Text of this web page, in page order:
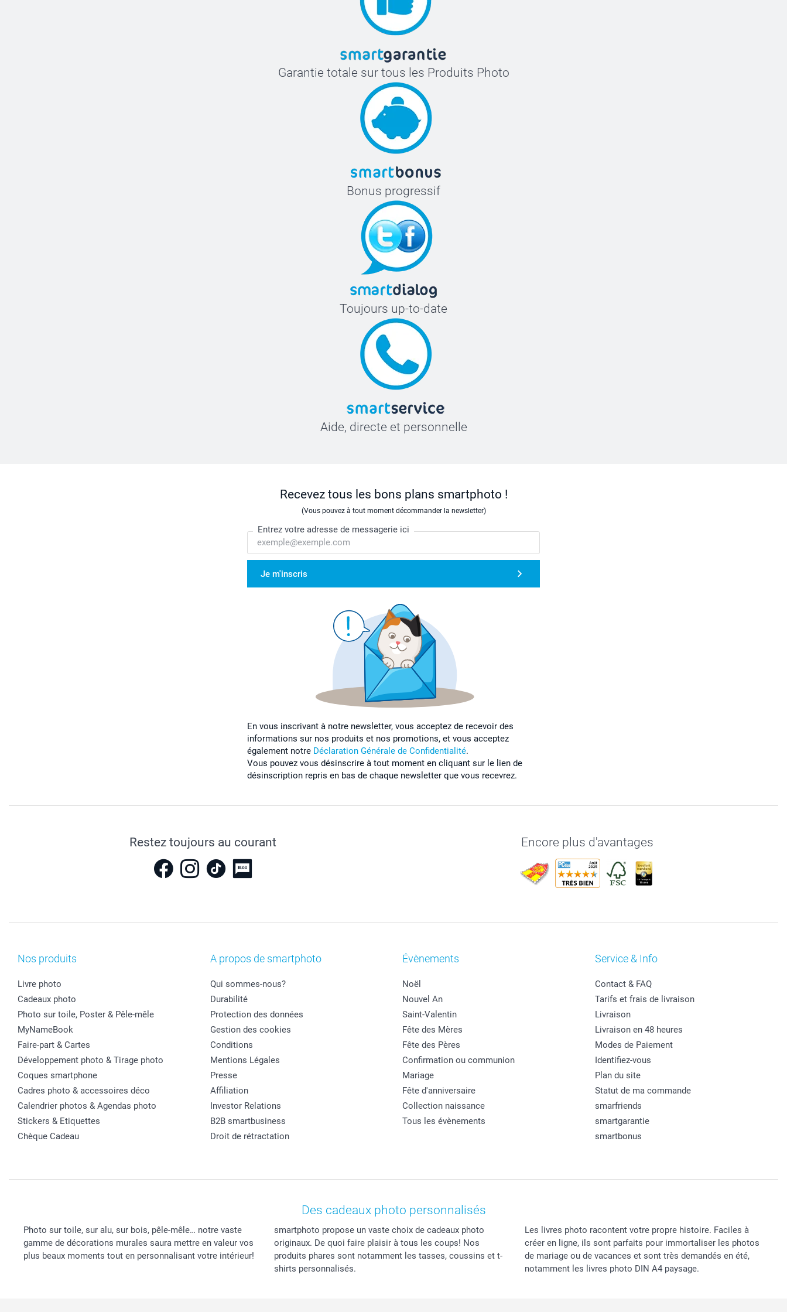
Garantie totale sur tous les Produits Photo
Bonus progressif
Toujours up-to-date
Aide, directe et personnelle
Recevez tous les bons plans smartphoto !
(Vous pouvez à tout moment décommander la newsletter)
Entrez votre adresse de messagerie ici
Je m'inscris
En vous inscrivant à notre newsletter, vous acceptez de recevoir des
informations sur nos produits et nos promotions, et vous acceptez
également notre Déclaration Générale de Confidentialité.
Vous pouvez vous désinscrire à tout moment en cliquant sur le lien de
désinscription repris en bas de chaque newsletter que vous recevrez.
Restez toujours au courant Encore plus d'avantages
Nos produits
Livre photo
Cadeaux photo
Photo sur toile, Poster & Pêle-mêle
MyNameBook
Faire-part & Cartes
Développement photo & Tirage photo
Coques smartphone
Cadres photo & accessoires déco
Calendrier photos & Agendas photo
Stickers & Etiquettes
Chèque Cadeau
A propos de smartphoto
Qui sommes-nous?
Durabilité
Protection des données
Gestion des cookies
Conditions
Mentions Légales
Presse
Affiliation
Investor Relations
B2B smartbusiness
Droit de rétractation
Évènements
Noël
Nouvel An
Saint-Valentin
Fête des Mères
Fête des Pères
Confirmation ou communion
Mariage
Fête d'anniversaire
Collection naissance
Tous les évènements
Service & Info
Contact & FAQ
Tarifs et frais de livraison
Livraison
Livraison en 48 heures
Modes de Paiement
Identifiez-vous
Plan du site
Statut de ma commande
smarfriends
smartgarantie
smartbonus
Des cadeaux photo personnalisés
Photo sur toile, sur alu, sur bois, pêle-mêle… notre vaste
gamme de décorations murales saura mettre en valeur vos
plus beaux moments tout en personnalisant votre intérieur!
smartphoto propose un vaste choix de cadeaux photo
originaux. De quoi faire plaisir à tous les coups! Nos
produits phares sont notamment les tasses, coussins et t-
shirts personnalisés.
Les livres photo racontent votre propre histoire. Faciles à
créer en ligne, ils sont parfaits pour immortaliser les photos
de mariage ou de vacances et sont très demandés en été,
notamment les livres photo DIN A4 paysage.